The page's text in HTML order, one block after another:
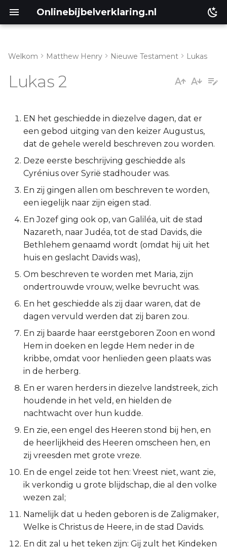
Onlinebijbelverklaring.nl
Leviticus
Numeri
Deuteronomium
Jozua
Richteren
Ruth
2 Samuël
1 Koningen
2 Koningen
1 Kronieken
2 Kronieken
Ezra
Nehémia
Esther
Psalmen
Spreuken
Lukas 2:8-20
Lukas 2:21-24
Lukas 2:25-40
Lukas 2:41-52
Welkom Matthew Henry Nieuwe Testament Lukas
Lukas 2
EN het geschiedde in diezelve dagen, dat er
een gebod uitging van den keizer Augustus,
dat de gehele wereld beschreven zou worden.
Deze eerste beschrijving geschiedde als
Cyrénius over Syrië stadhouder was.
En zij gingen allen om beschreven te worden,
een iegelijk naar zijn eigen stad.
En Jozef ging ook op, van Galiléa, uit de stad
Nazareth, naar Judéa, tot de stad Davids, die
Bethlehem genaamd wordt (omdat hij uit het
huis en geslacht Davids was),
Om beschreven te worden met Maria, zijn
ondertrouwde vrouw, welke bevrucht was.
En het geschiedde als zij daar waren, dat de
dagen vervuld werden dat zij baren zou.
En zij baarde haar eerstgeboren Zoon en wond
Hem in doeken en legde Hem neder in de
kribbe, omdat voor henlieden geen plaats was
in de herberg.
En er waren herders in diezelve landstreek, zich
houdende in het veld, en hielden de
nachtwacht over hun kudde.
En zie, een engel des Heeren stond bij hen, en
de heerlijkheid des Heeren omscheen hen, en
zij vreesden met grote vreze.
En de engel zeide tot hen: Vreest niet, want zie,
ik verkondig u grote blijdschap, die al den volke
wezen zal;
Namelijk dat u heden geboren is de Zaligmaker,
Welke is Christus de Heere, in de stad Davids.
En dit zal u het teken zijn: Gij zult het Kindeken